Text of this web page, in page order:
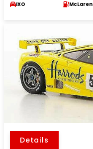
IXO McLaren
Details